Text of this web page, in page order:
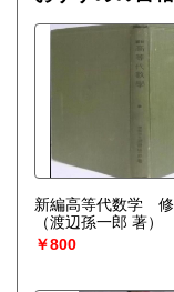
新編高等代数学
（渡辺孫一郎 著）
￥800